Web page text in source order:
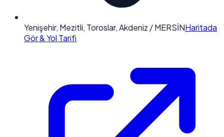
Yenişehir, Mezitli, Toroslar, Akdeniz / MERSİNHaritada
Gör & Yol Tarifi